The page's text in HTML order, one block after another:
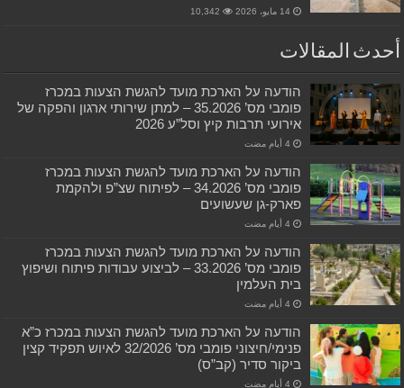
14 مايو، 2026 10,342
أحدث المقالات
הודעה על הארכת מועד להגשת הצעות במכרז
פומבי מס’ 35.2026 – למתן שירותי ארגון והפקה של
אירועי תרבות קיץ וסל”ע 2026
הודעה על הארכת מועד להגשת הצעות במכרז
פומבי מס’ 34.2026 – לפיתוח שצ”פ ולהקמת
פארק-גן שעשועים
הודעה על הארכת מועד להגשת הצעות במכרז
פומבי מס’ 33.2026 – לביצוע עבודות פיתוח ושיפוץ
בית העלמין
הודעה על הארכת מועד להגשת הצעות במכרז כ”א
פנימי/חיצוני פומבי מס’ 32/2026 לאיוש תפקיד קצין
ביקור סדיר (קב”ס)